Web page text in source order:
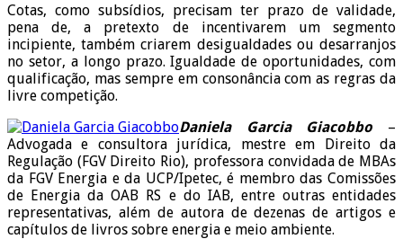
Cotas, como subsídios, precisam ter prazo de validade,
pena de, a pretexto de incentivarem um segmento
incipiente, também criarem desigualdades ou desarranjos
no setor, a longo prazo. Igualdade de oportunidades, com
qualificação, mas sempre em consonância com as regras da
livre competição.
Daniela Garcia Giacobbo –
Advogada e consultora jurídica, mestre em Direito da
Regulação (FGV Direito Rio), professora convidada de MBAs
da FGV Energia e da UCP/Ipetec, é membro das Comissões
de Energia da OAB RS e do IAB, entre outras entidades
representativas, além de autora de dezenas de artigos e
capítulos de livros sobre energia e meio ambiente.